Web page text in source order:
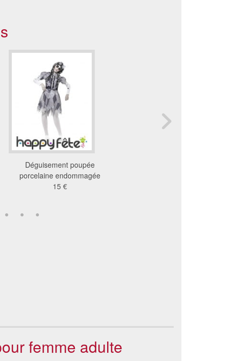
Déguisement poupée
porcelaine endommagée
15 €
femme adulte